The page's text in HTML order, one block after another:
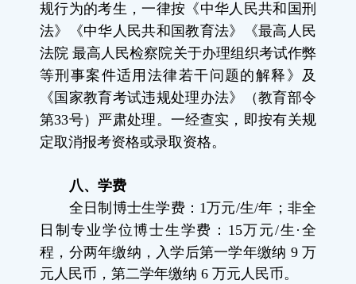
规行为的考生，一律按《中华人民共和国刑
法》《中华人民共和国教育法》《最高人民
法院 最高人民检察院关于办理组织考试作弊
等刑事案件适用法律若干问题的解释》及
《国家教育考试违规处理办法》（教育部令
第33号）严肃处理。一经查实，即按有关规
定取消报考资格或录取资格。
八、学费
全日制博士生学费： 1万元/生/年；非全
日制专业学位博士生学费： 15万元/生 · 全
程，分两年缴纳，入学后第一学年缴纳 9 万
元人民币，第二学年缴纳 6 万元人民币。